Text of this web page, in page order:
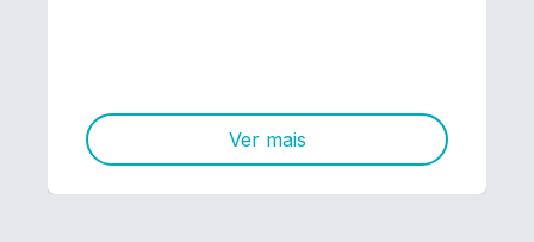
Ver mais